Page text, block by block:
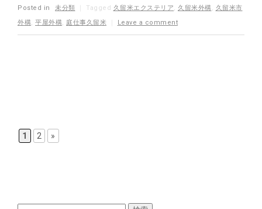
Posted in 未分類 Tagged 久留米エクステリア, 久留米外構, 久留米市
外構, 平屋外構, 庭仕事久留米 Leave a comment
1 2 »